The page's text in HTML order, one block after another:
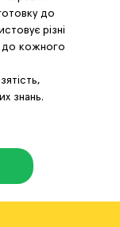
до
різні
до кожного
знань.